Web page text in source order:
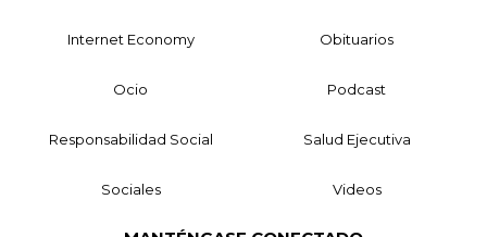
Internet Economy Obituarios
Ocio Podcast
Responsabilidad Social Salud Ejecutiva
Sociales Videos